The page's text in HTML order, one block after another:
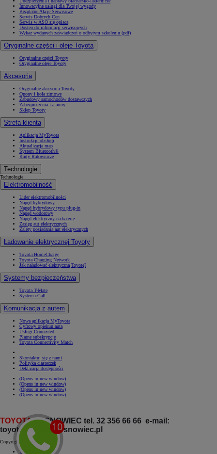
Innowacyjne usługi dla Twojej wygody
Bezpłatne Akcje Serwisowe
Serwis Dobrych Cen
Serwis w ASO się opłaca
Dostęp do informacji serwisowych
Wykaz wydanych zaświadczeń o odbytym szkoleniu (pdf)
Oryginalne części i oleje Toyota
Oryginalne części Toyoty
Oryginalne oleje Toyoty
Akcesoria
Oryginalne akcesoria Toyoty
Opony i koła zimowe
Zabudowy samochodów dostawczych
Zabezpieczenia i alarmy
Sklep Toyoty
Strefa klienta
Aplikacja MyToyota
Instrukcje obsługi
Aktualizacja map
System Bluetooth®
Karty Ratownicze
Technologie
Technologie
Elektromobilność
Lider elektromobilności
Napęd hybrydowy
Napęd hybrydowy typu plug-in
Napęd wodorowy
Napęd elektryczny na baterię
Zasięg aut elektrycznych
Zalety posiadania aut elektrycznych
Ładowanie elektrycznej Toyoty
Toyota HomeCharge
Toyota Charging Network
Jak naładować elektryczną Toyotę?
Systemy bezpieczeństwa
Toyota T-Mate
System eCall
Komunikacja z autem
Nowa aplikacja MyToyota
Cyfrowy opiekun auta
Usługi Connected
Płatne subskrypcje
Toyota Connectivity Match
Skontaktuj się z nami
Polityka ciasteczek
Deklaracja dostępności
(Opens in new window)
(Opens in new window)
(Opens in new window)
(Opens in new window)
TOYOTASOSNOWIEC tel. 32 356 66 66 e-mail:
toyota@toyotasosnowiec.pl
Copyright © Toyota 2026
Informacje prawne